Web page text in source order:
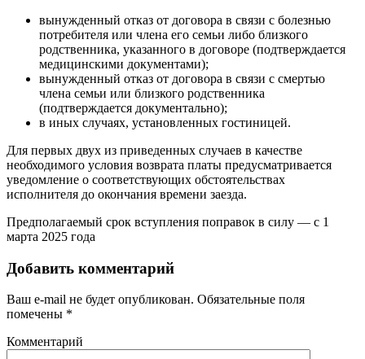
вынужденный отказ от договора в связи с болезнью
потребителя или члена его семьи либо близкого
родственника, указанного в договоре (подтверждается
медицинскими документами);
вынужденный отказ от договора в связи с смертью
члена семьи или близкого родственника
(подтверждается документально);
в иных случаях, установленных гостиницей.
Для первых двух из приведенных случаев в качестве
необходимого условия возврата платы предусматривается
уведомление о соответствующих обстоятельствах
исполнителя до окончания времени заезда.
Предполагаемый срок вступления поправок в силу — с 1
марта 2025 года
Добавить комментарий
Ваш e-mail не будет опубликован. Обязательные поля
помечены *
Комментарий